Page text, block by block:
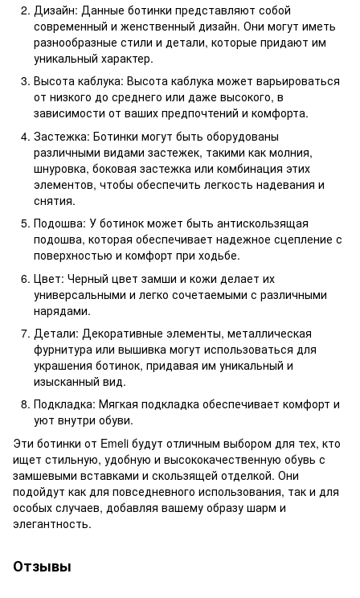
Дизайн: Данные ботинки представляют собой
современный и женственный дизайн. Они могут иметь
разнообразные стили и детали, которые придают им
уникальный характер.
Высота каблука: Высота каблука может варьироваться
от низкого до среднего или даже высокого, в
зависимости от ваших предпочтений и комфорта.
Застежка: Ботинки могут быть оборудованы
различными видами застежек, такими как молния,
шнуровка, боковая застежка или комбинация этих
элементов, чтобы обеспечить легкость надевания и
снятия.
Подошва: У ботинок может быть антискользящая
подошва, которая обеспечивает надежное сцепление с
поверхностью и комфорт при ходьбе.
Цвет: Черный цвет замши и кожи делает их
универсальными и легко сочетаемыми с различными
нарядами.
Детали: Декоративные элементы, металлическая
фурнитура или вышивка могут использоваться для
украшения ботинок, придавая им уникальный и
изысканный вид.
Подкладка: Мягкая подкладка обеспечивает комфорт и
уют внутри обуви.
Эти ботинки от Emeli будут отличным выбором для тех, кто
ищет стильную, удобную и высококачественную обувь с
замшевыми вставками и скользящей отделкой. Они
подойдут как для повседневного использования, так и для
особых случаев, добавляя вашему образу шарм и
элегантность.
Отзывы